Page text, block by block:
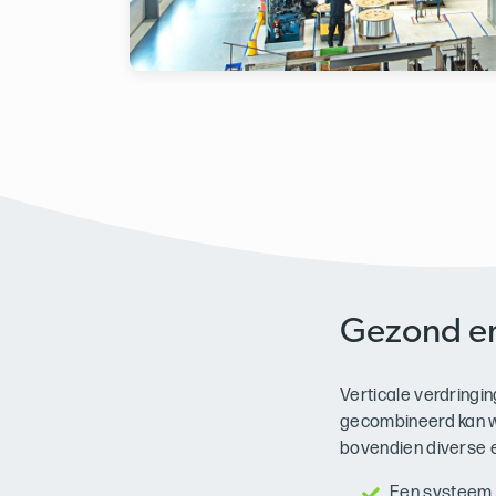
Gezond
Verticale
gecombineerd kan
bovendien diverse